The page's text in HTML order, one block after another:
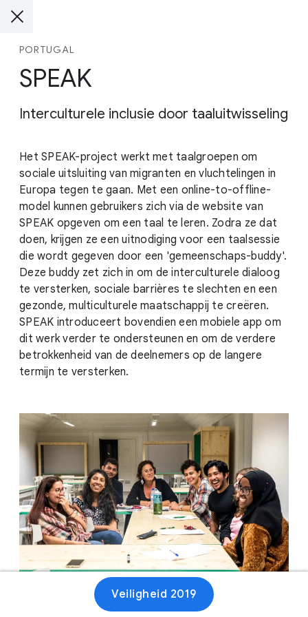
PORTUGAL
SPEAK
Interculturele inclusie door taaluitwisseling
Het SPEAK-project werkt met taalgroepen om
sociale uitsluiting van migranten en vluchtelingen in
Europa tegen te gaan. Met een online-to-offline-
model kunnen gebruikers zich via de website van
SPEAK opgeven om een taal te leren. Zodra ze dat
doen, krijgen ze een uitnodiging voor een taalsessie
die wordt gegeven door een 'gemeenschaps-buddy'.
Deze buddy zet zich in om de interculturele dialoog
te versterken, sociale barrières te slechten en een
gezonde, multiculturele maatschappij te creëren.
SPEAK introduceert bovendien een mobiele app om
dit werk verder te ondersteunen en om de verdere
betrokkenheid van de deelnemers op de langere
termijn te versterken.
Veiligheid 2019